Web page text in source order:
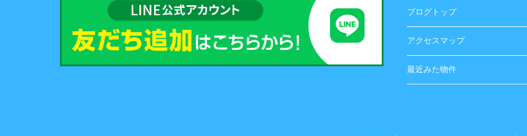
ブログトップ
アクセスマップ
最近みた物件